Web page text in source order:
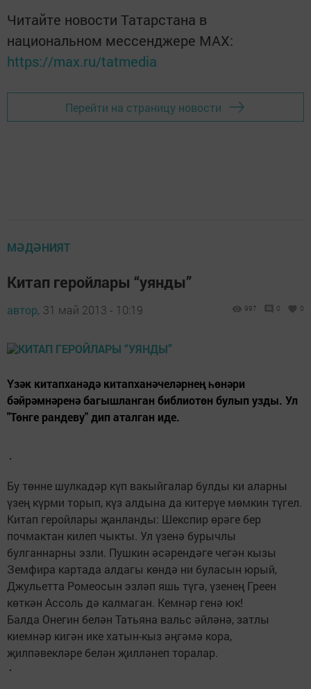
Читайте новости Татарстана в
национальном мессенджере MАХ:
https://max.ru/tatmedia
Перейти на страницу новости
МӘДӘНИЯТ
Китап геройлары “уянды”
автор, 31 май 2013 - 10:19 997 0 0
Үзәк китапханәдә китапханәчеләрнең һөнәри
бәйрәмнәренә багышланган библиотөн булып узды. Ул
"Төнге рандеву" дип аталган иде.
Бу төнне шулкадәр күп вакыйгалар булды ки аларны
үзең күрми торып, күз алдына да китерүе мөмкин түгел.
Китап геройлары җанланды: Шекспир өрәге бер
почмактан килеп чыкты. Ул үзенә бурычлы
булганнарны эзли. Пушкин әсәрендәге чегән кызы
Земфира картада алдагы көндә ни буласын юрый,
Джульетта Ромеосын эзләп яшь түгә, үзенең Греен
көткән Ассоль дә калмаган. Кемнәр генә юк!
Балда Онегин белән Татьяна вальс әйләнә, затлы
киемнәр кигән ике хатын-кыз әңгәмә кора,
җилпәвекләре белән җилләнеп торалар.